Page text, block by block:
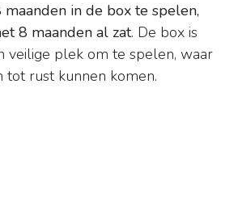
in de box te spelen,
8 maanden al zat. De box is
veilige plek om te spelen, waar
tot rust kunnen komen.